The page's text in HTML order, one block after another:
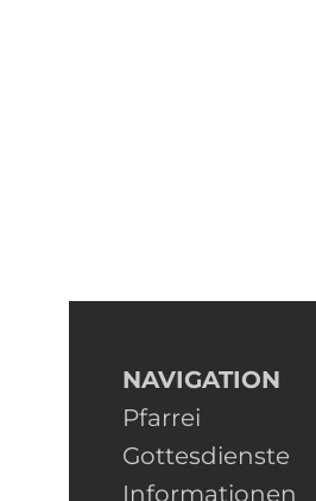
NAVIGATION
Pfarrei
Gottesdienste
Informationen